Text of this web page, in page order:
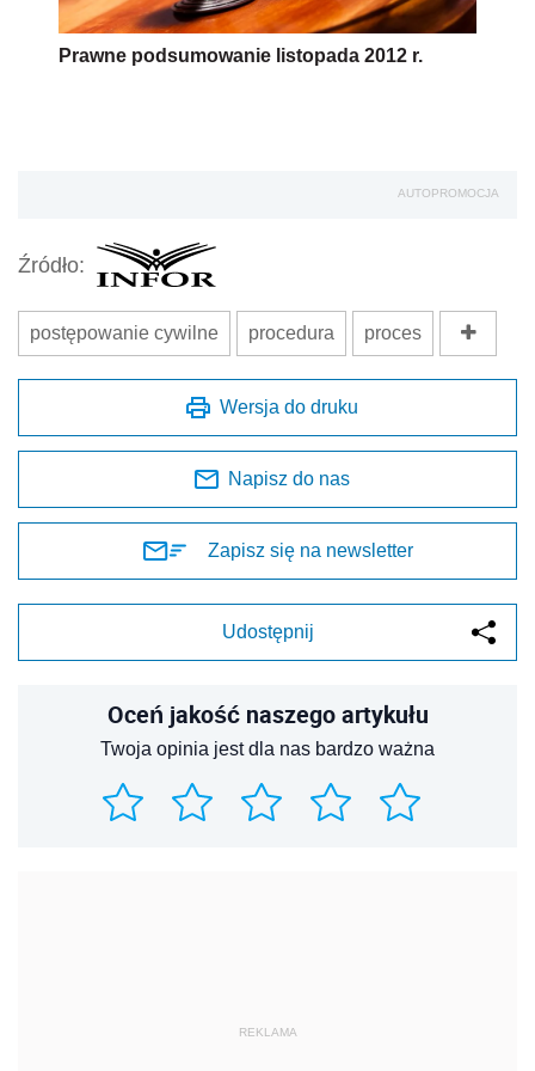
Prawne podsumowanie listopada 2012 r.
AUTOPROMOCJA
Źródło:
postępowanie cywilne procedura proces
Wersja do druku
Napisz do nas
Zapisz się na newsletter
Udostępnij
Oceń jakość naszego artykułu
Twoja opinia jest dla nas bardzo ważna
REKLAMA